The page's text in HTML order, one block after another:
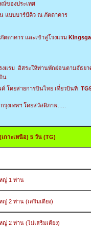
ของประเทศ
แบบบาร์บีคิว ณ ภัตตาคาร
ตาคาร และเข้าสู่โรงแรม
งแรม อิสระให้ท่านพักผ่อนตามอัธย
น
โดยสายการบินไทย เที่ยวบินที่
รุงเทพฯ โดยสวัสดิภาพ…..
กาะเหนือ) 5 วัน (TG)
ญ่ 1 ท่าน
ญ่ 2 ท่าน (เสริมเตียง)
2 ท่าน (ไม่เสริมเตียง)